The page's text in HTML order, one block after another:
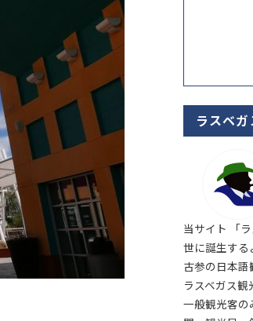
ラスベ
当サイト 「
世に誕生する
古参の日本語
ラスベガス観
一般観光客の